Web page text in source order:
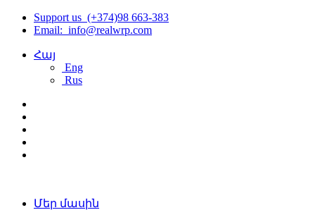
Support us (+374)98 663-383
Email: info@realwrp.com
Հայ
Eng
Rus
Մեր մասին